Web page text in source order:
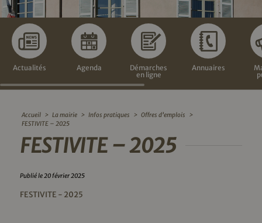
Actualités Agenda
Démarches
en ligne
Annuaires
Accueil > La mairie > Infos pratiques > Offres d’emplois
>
FESTIVITE – 2025
FESTIVITE – 2025
Publié le 20 février 2025
FESTIVITE - 2025